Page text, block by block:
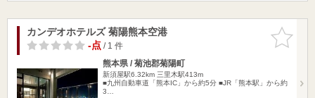
お気に入
りに追加
カンデオホテルズ 菊陽熊本空港
-点/ 1 件
熊本県 / 菊池郡菊陽町
新須屋駅6.32km 三里木駅413m
■九州自動車道「熊本IC」から約5分 ■JR「熊本駅」から約
3…